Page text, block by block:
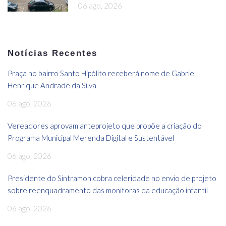
06 ago, 2026
Notícias Recentes
Praça no bairro Santo Hipólito receberá nome de Gabriel
Henrique Andrade da Silva
06 ago, 2026
Vereadores aprovam anteprojeto que propõe a criação do
Programa Municipal Merenda Digital e Sustentável
06 ago, 2026
Presidente do Sintramon cobra celeridade no envio de projeto
sobre reenquadramento das monitoras da educação infantil
06 ago, 2026